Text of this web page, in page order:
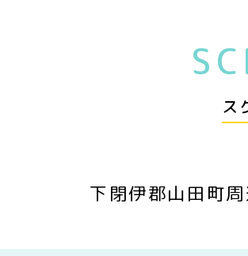
ス
下閉伊郡山田町